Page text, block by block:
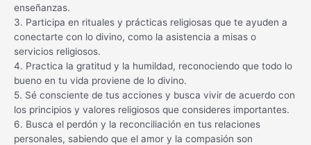
enseñanzas.
3. Participa en rituales y prácticas religiosas que te ayuden a
conectarte con lo divino, como la asistencia a misas o
servicios religiosos.
4. Practica la gratitud y la humildad, reconociendo que todo lo
bueno en tu vida proviene de lo divino.
5. Sé consciente de tus acciones y busca vivir de acuerdo con
los principios y valores religiosos que consideres importantes.
6. Busca el perdón y la reconciliación en tus relaciones
personales, sabiendo que el amor y la compasión son